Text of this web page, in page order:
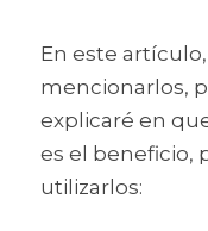
En este
mencionarlos,
explicaré en
es el beneficio,
utilizarlos: